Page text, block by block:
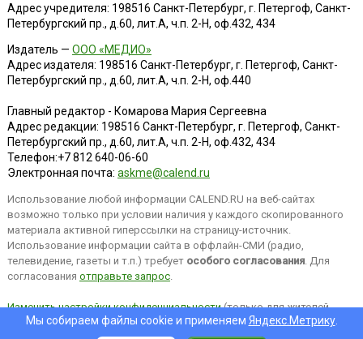
Адрес учредителя: 198516 Санкт-Петербург, г. Петергоф, Санкт-
Петербургский пр., д.60, лит.А, ч.п. 2-Н, оф.432, 434
Издатель — ООО «МЕДИО»
Адрес издателя: 198516 Санкт-Петербург, г. Петергоф, Санкт-
Петербургский пр., д.60, лит.А, ч.п. 2-Н, оф.440
Главный редактор - Комарова Мария Сергеевна
Адрес редакции: 198516 Санкт-Петербург, г. Петергоф, Санкт-
Петербургский пр., д.60, лит.А, ч.п. 2-Н, оф.432, 434
Телефон:+7 812 640-06-60
Электронная почта: askme@calend.ru
Использование любой информации CALEND.RU на веб-сайтах
возможно только при условии наличия у каждого скопированного
материала активной гиперссылки на страницу-источник.
Использование информации сайта в оффлайн-СМИ (радио,
телевидение, газеты и т.п.) требует особого согласования. Для
согласования отправьте запрос.
Изменить настройки конфиденциальности(только для жителей
EEA).Мы собираем файлы cookie и применяем Яндекс.Метрику.